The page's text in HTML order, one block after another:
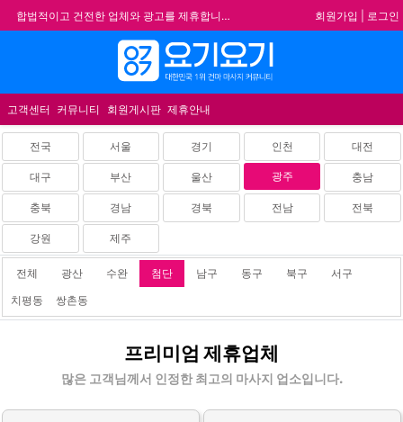
합법적이고 건전한 업체와 광고를 제휴합니다.
★요기요기 설 연휴 휴무 안내★
★ 요기요기 업체회원 안내사항 ★
불건전한 게시글은 삭제 및 회원탈퇴 됩니다.
회원가입 로그인
고객센터 커뮤니티 회원게시판 제휴안내
전국 서울 경기 인천 대전
대구 부산 울산 광주 충남
충북 경남 경북 전남 전북
강원 제주
전체 광산 수완 첨단 남구 동구 북구
서구
치평동
쌍촌동
프리미엄 제휴업체
많은 고객님께서 인정한 최고의 마사지 업소입니다.